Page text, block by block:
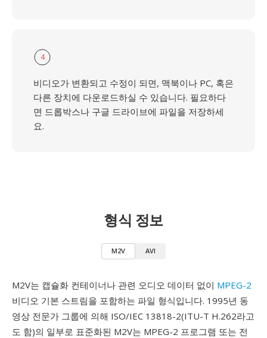
4
비디오가 변환되고 수정이 되면, 맥북이나 PC, 혹은
다른 장치에 다운로드하실 수 있습니다. 필요하다
면 드롭박스나 구글 드라이브에 파일을 저장하세
요.
형식 정보
M2V AVI
M2V는 캡슐화 컨테이너나 관련 오디오 데이터 없이 MPEG-2
비디오 기본 스트림을 포함하는 파일 형식입니다. 1995년 동
영상 전문가 그룹에 의해 ISO/IEC 13818-2(ITU-T H.262라고
도 함)의 일부로 표준화된 M2V는 MPEG-2 프로그램 또는 전